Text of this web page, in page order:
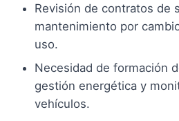
Revisión de contratos de
mantenimiento por
uso.
Necesidad de formación
gestión energética y
vehículos.